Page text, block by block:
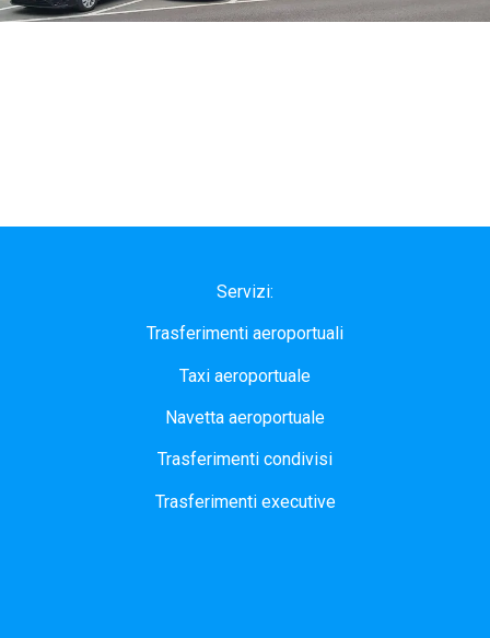
Servizi:
Trasferimenti aeroportuali
Taxi aeroportuale
Navetta aeroportuale
Trasferimenti condivisi
Trasferimenti executive